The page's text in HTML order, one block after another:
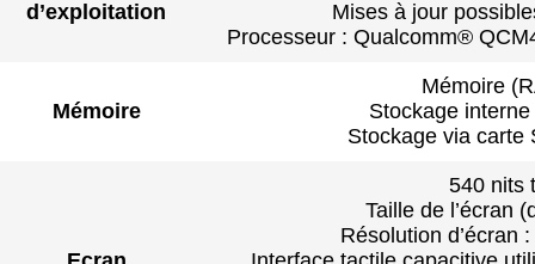
d’exploitation
Mises à jour
Processeur : Qualcomm®
Mémoire
Mémoire
Stockage
Stockage via carte
540 nits
Taille de l’écran
Résolution d’écran